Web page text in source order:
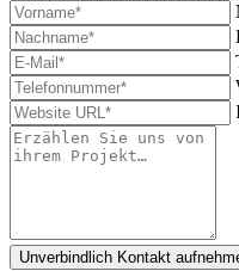
Unverbindlich Kontakt